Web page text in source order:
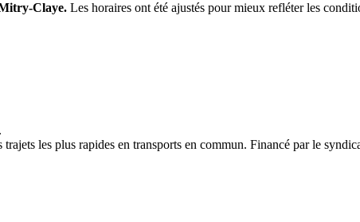
Claye. Les horaires ont été ajustés pour mieux refléter les
les plus rapides en transports en commun. Financé par le